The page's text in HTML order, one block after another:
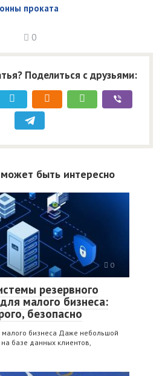
проката
0
Поделиться с друзьями:
быть интересно
0
резервного
малого бизнеса:
безопасно
малого бизнеса Даже небольшой
базе данных клиентов,